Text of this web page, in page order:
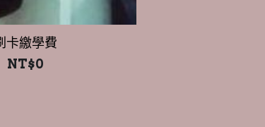
刷卡繳學費